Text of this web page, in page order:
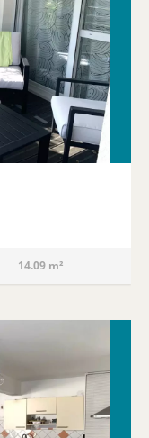
14.09 m²